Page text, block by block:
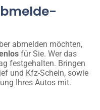
abmelden möchten,
für Sie. Wer das
festgehalten. Bringen
und Kfz-Schein, sowie
Ihres Autos mit.